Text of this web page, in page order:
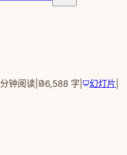
分钟阅读 6,588 字 幻灯片